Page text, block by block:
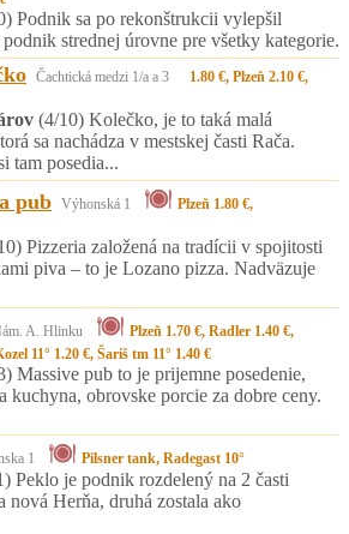
Podnik sa po rekonštrukcii vylepšil
strednej úrovne pre všetky kategorie.
Čachtická medzi 1/a a 3
1.80 €, Plzeň 2.10 €,
(4/10) Kolečko, je to taká malá
sa nachádza v mestskej časti Rača.
tam posedia...
pub Výhonská 1
Plzeň 1.80 €,
Pizzeria založená na tradícii v spojitosti
piva – to je Lozano pizza. Nadväzuje
A. Hlinku
Plzeň 1.70 €, Radler 1.40 €,
11° 1.20 €, Šariš tm 11° 1.40 €
Massive pub to je prijemne posedenie,
kuchyna, obrovske porcie za dobre ceny.
1 Pilsner tank, Radegast 10°
Peklo je podnik rozdelený na 2 časti
nová Herňa, druhá zostala ako